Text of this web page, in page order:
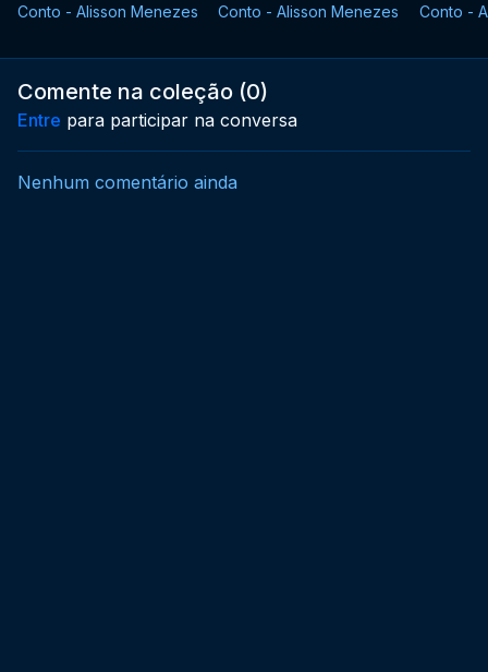
Conto - Alisson Menezes
Conto - Alisson Menezes
Conto -
Comente na coleção (0)
Entre para participar na conversa
Nenhum comentário ainda